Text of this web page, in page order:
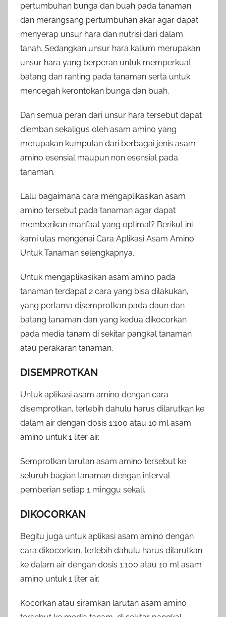
pertumbuhan bunga dan buah pada tanaman
dan merangsang pertumbuhan akar agar dapat
menyerap unsur hara dan nutrisi dari dalam
tanah. Sedangkan unsur hara kalium merupakan
unsur hara yang berperan untuk memperkuat
batang dan ranting pada tanaman serta untuk
mencegah kerontokan bunga dan buah.
Dan semua peran dari unsur hara tersebut dapat
diemban sekaligus oleh asam amino yang
merupakan kumpulan dari berbagai jenis asam
amino esensial maupun non esensial pada
tanaman.
Lalu bagaimana cara mengaplikasikan asam
amino tersebut pada tanaman agar dapat
memberikan manfaat yang optimal? Berikut ini
kami ulas mengenai Cara Aplikasi Asam Amino
Untuk Tanaman selengkapnya.
Untuk mengaplikasikan asam amino pada
tanaman terdapat 2 cara yang bisa dilakukan,
yang pertama disemprotkan pada daun dan
batang tanaman dan yang kedua dikocorkan
pada media tanam di sekitar pangkal tanaman
atau perakaran tanaman.
DISEMPROTKAN
Untuk aplikasi asam amino dengan cara
disemprotkan, terlebih dahulu harus dilarutkan ke
dalam air dengan dosis 1:100 atau 10 ml asam
amino untuk 1 liter air.
Semprotkan larutan asam amino tersebut ke
seluruh bagian tanaman dengan interval
pemberian setiap 1 minggu sekali.
DIKOCORKAN
Begitu juga untuk aplikasi asam amino dengan
cara dikocorkan, terlebih dahulu harus dilarutkan
ke dalam air dengan dosis 1:100 atau 10 ml asam
amino untuk 1 liter air.
Kocorkan atau siramkan larutan asam amino